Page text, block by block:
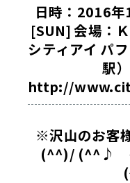
日時：2016
[SUN] 会場：
シティアイ パ
駅
http://
※沢山のお客
(^^)/ (^^♪